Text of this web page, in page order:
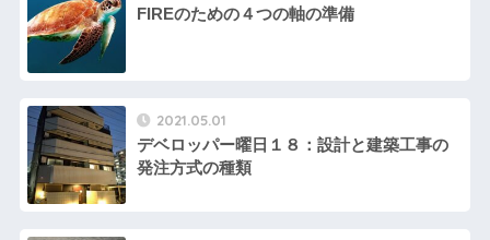
FIREのための４つの軸の準備
2021.05.01
デベロッパー曜日１８：設計と建築工事の
発注方式の種類